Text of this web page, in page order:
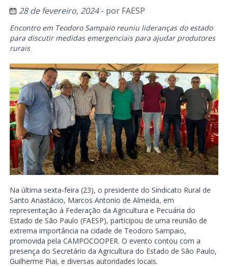
28 de fevereiro, 2024- por FAESP
Encontro em Teodoro Sampaio reuniu lideranças do estado
para discutir medidas emergenciais para ajudar produtores
rurais
Na última sexta-feira (23), o presidente do Sindicato Rural de
Santo Anastácio, Marcos Antonio de Almeida, em
representação à Federação da Agricultura e Pecuária do
Estado de São Paulo (FAESP), participou de uma reunião de
extrema importância na cidade de Teodoro Sampaio,
promovida pela CAMPOCOOPER. O evento contou com a
presença do Secretário da Agricultura do Estado de São Paulo,
Guilherme Piai, e diversas autoridades locais.